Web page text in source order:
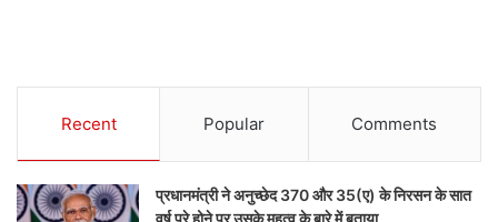
Recent Popular Comments
प्रधानमंत्री ने अनुच्छेद 370 और 35(ए) के निरसन के सात
वर्ष पूरे होने पर उसके महत्व के बारे में बताया